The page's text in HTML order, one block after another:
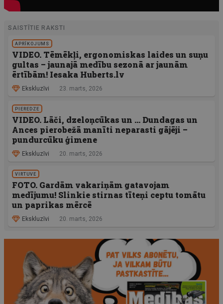
SAISTĪTIE RAKSTI
APRĪKOJUMS
VIDEO. Tēmēkļi, ergonomiskas laides un suņu
gultas – jaunajā medību sezonā ar jaunām
ērtībām! Iesaka Huberts.lv
Ekskluzīvi 23. marts, 2026
PIEREDZE
VIDEO. Lāči, dzeloņcūkas un … Dundagas un
Ances pierobežā manīti neparasti gājēji –
pundurcūku ģimene
Ekskluzīvi 20. marts, 2026
VIRTUVE
FOTO. Gardām vakariņām gatavojam
medījumu! Slinkie stirnas tīteņi ceptu tomātu
un paprikas mērcē
Ekskluzīvi 20. marts, 2026